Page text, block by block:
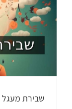
שבירת מעגל